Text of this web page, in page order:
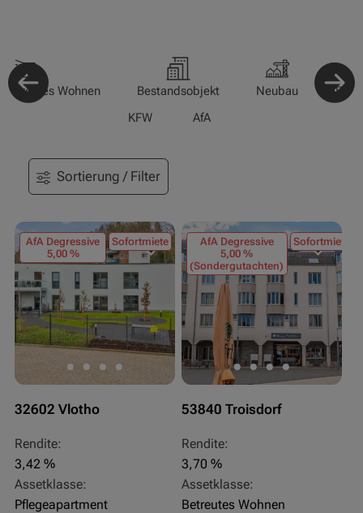
Wohnen Bestandsobjekt Neubau
KFW
AfA
Sortierung / Filter
AfA Degressive
5,00 %
Sofortmiete
32602 Vlotho
Rendite:
3,42 %
Assetklasse:
Pflegeapartment
AfA Degressive
5,00 %
(Sondergutachten)
Sofortmiete
53840 Troisdorf
Rendite:
3,70 %
Assetklasse:
Betreutes Wohnen